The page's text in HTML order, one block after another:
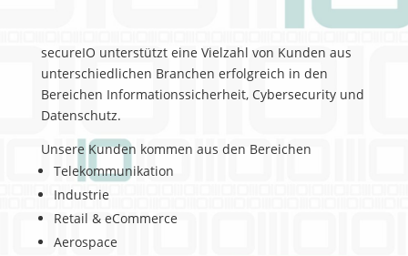
secureIO unterstützt eine Vielzahl von Kunden aus
unterschiedlichen Branchen erfolgreich in den
Bereichen Informationssicherheit, Cybersecurity und
Datenschutz.
Unsere Kunden kommen aus den Bereichen
Telekommunikation
Industrie
Retail & eCommerce
Aerospace